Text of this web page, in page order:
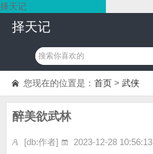
择天记
择天记
您现在的位置是： 首页 > 武侠
醉美欲武林
[db:作者] 2023-12-28 10:56:13